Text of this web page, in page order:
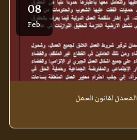
08
Feb
لقانون العمل